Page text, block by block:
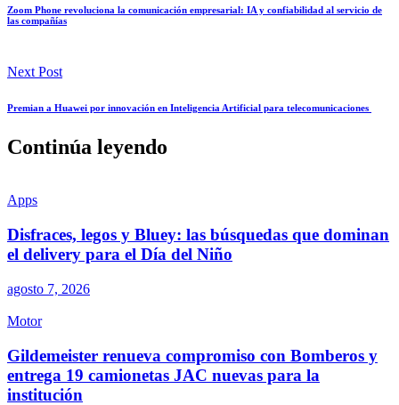
Zoom Phone revoluciona la comunicación empresarial: IA y confiabilidad al servicio de
las compañías
Next Post
Premian a Huawei por innovación en Inteligencia Artificial para telecomunicaciones
Continúa leyendo
Apps
Disfraces, legos y Bluey: las búsquedas que dominan
el delivery para el Día del Niño
agosto 7, 2026
Motor
Gildemeister renueva compromiso con Bomberos y
entrega 19 camionetas JAC nuevas para la
institución